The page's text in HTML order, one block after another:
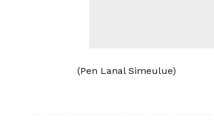
(Pen Lanal Simeulue)